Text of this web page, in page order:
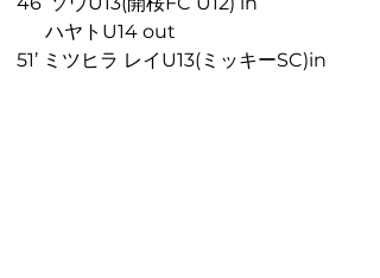
ハヤトU14 out
51’ ミツヒラ レイU13(ミッキーSC)in